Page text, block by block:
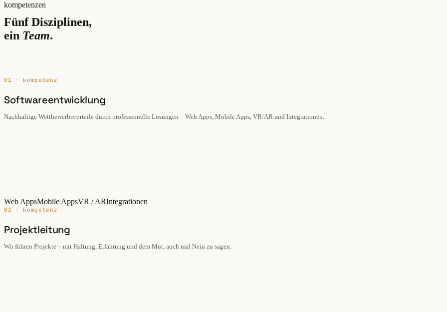
kompetenzen
Fünf Disziplinen,
ein Team.
01 · kompetenz
Softwareentwicklung
Nachhaltige Wettbewerbsvorteile durch professionelle Lösungen – Web Apps, Mobile Apps, VR/AR und Integrationen.
Web AppsMobile AppsVR / ARIntegrationen
02 · kompetenz
Projektleitung
Wir führen Projekte – mit Haltung, Erfahrung und dem Mut, auch mal Nein zu sagen.